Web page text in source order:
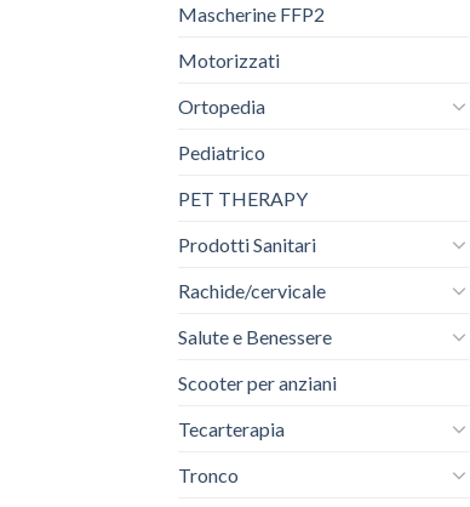
Mascherine FFP2
Motorizzati
Ortopedia
Pediatrico
PET THERAPY
Prodotti Sanitari
Rachide/cervicale
Salute e Benessere
Scooter per anziani
Tecarterapia
Tronco